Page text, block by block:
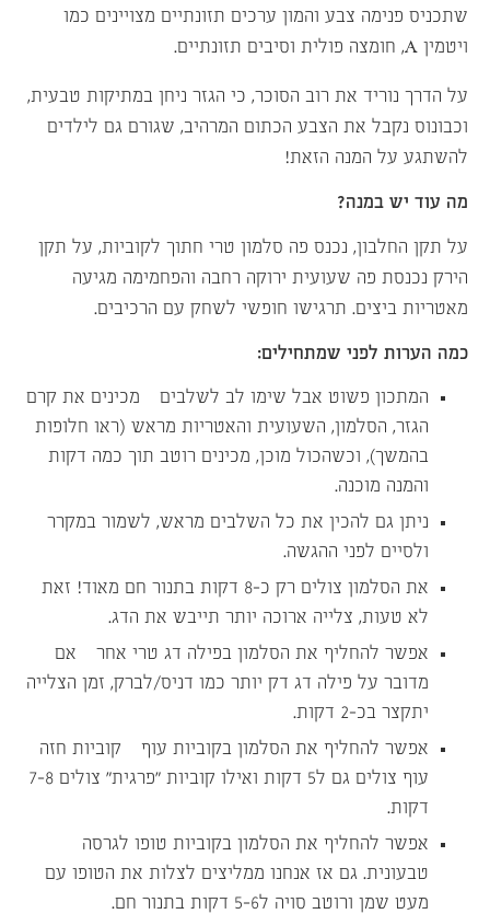
שתכניס פנימה צבע והמון ערכים תזונתיים מצויינים כמו
ויטמין A, חומצה פולית וסיבים תזונתיים.
על הדרך נוריד את רוב הסוכר, כי הגזר ניחן במתיקות טבעית,
וכבונוס נקבל את הצבע הכתום המרהיב, שגורם גם לילדים
להשתגע על המנה הזאת!
מה עוד יש במנה?
על תקן החלבון, נכנס פה סלמון טרי חתוך לקוביות, על תקן
הירק נכנסת פה שעועית ירוקה רחבה והפחמימה מגיעה
מאטריות ביצים. תרגישו חופשי לשחק עם הרכיבים.
כמה הערות לפני שמתחילים:
המתכון פשוט אבל שימו לב לשלבים – מכינים את קרם
הגזר, הסלמון, השעועית והאטריות מראש (ראו חלופות
בהמשך), וכשהכול מוכן, מכינים רוטב תוך כמה דקות
והמנה מוכנה.
ניתן גם להכין את כל השלבים מראש, לשמור במקרר
ולסיים לפני ההגשה.
את הסלמון צולים רק כ-8 דקות בתנור חם מאוד! זאת
לא טעות, צלייה ארוכה יותר תייבש את הדג.
אפשר להחליף את הסלמון בפילה דג טרי אחר – אם
מדובר על פילה דג דק יותר כמו דניס/לברק, זמן הצלייה
יתקצר בכ-2 דקות.
אפשר להחליף את הסלמון בקוביות עוף – קוביות חזה
עוף צולים גם ל5 דקות ואילו קוביות “פרגית” צולים 7-8
דקות.
אפשר להחליף את הסלמון בקוביות טופו לגרסה
טבעונית. גם אז אנחנו ממליצים לצלות את הטופו עם
מעט שמן ורוטב סויה ל5-6 דקות בתנור חם.